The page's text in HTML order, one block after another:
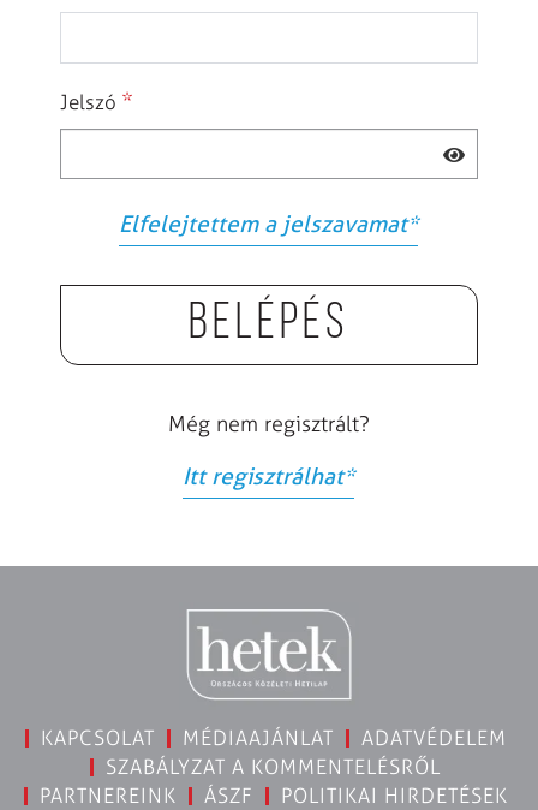
Jelszó *
Elfelejtettem a jelszavamat*
Belépés
Még nem regisztrált?
Itt regisztrálhat*
KAPCSOLAT MÉDIAAJÁNLAT
ADATVÉDELEM
SZABÁLYZAT A KOMMENTELÉSRŐL
PARTNEREINK
ÁSZF
POLITIKAI HIRDETÉSEK